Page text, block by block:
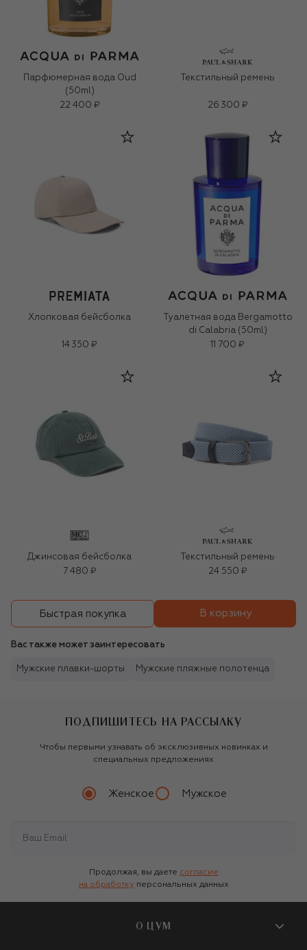
Парфюмерная вода Oud
(50ml)
22 400 ₽
Текстильный ремень
26 300 ₽
Хлопковая бейсболка
14 350 ₽
Туалетная вода Bergamotto
di Calabria (50ml)
11 700 ₽
Джинсовая бейсболка
7 480 ₽
Текстильный ремень
24 550 ₽
Быстрая покупка В корзину
Вас также может заинтересовать
Мужские плавки-шорты Мужские пляжные полотенца
ПОДПИШИТЕСЬ НА РАССЫЛКУ
Чтобы первыми узнавать об эксклюзивных новинках и
специальных предложениях
Женское Мужское
Продолжая, вы даете согласие
на обработку персональных данных
О ЦУМ